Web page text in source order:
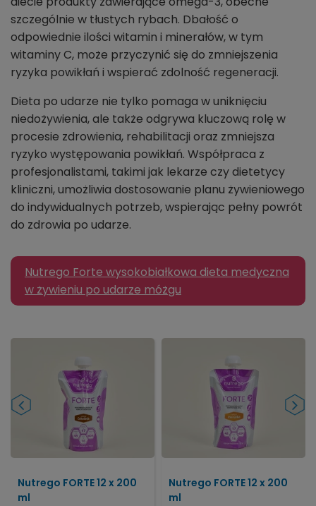
szczególnie w tłustych rybach. Dbałość o
odpowiednie ilości witamin i minerałów, w tym
witaminy C, może przyczynić się do zmniejszenia
ryzyka powikłań i wspierać zdolność regeneracji.
Dieta po udarze nie tylko pomaga w uniknięciu
niedożywienia, ale także odgrywa kluczową rolę w
procesie zdrowienia, rehabilitacji oraz zmniejsza
ryzyko występowania powikłań. Współpraca z
profesjonalistami, takimi jak lekarze czy dietetycy
kliniczni, umożliwia dostosowanie planu żywieniowego
do indywidualnych potrzeb, wspierając pełny powrót
do zdrowia po udarze.
Nutrego Forte wysokobiałkowa dieta medyczna
w żywieniu po udarze móżgu
Nutrego FORTE 12 x 200
ml
Nutrego FORTE 12 x 200
ml